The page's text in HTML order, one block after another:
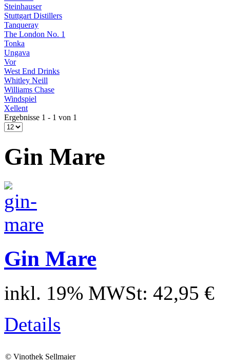
Steinhauser
Stuttgart Distillers
Tanqueray
The London No. 1
Tonka
Ungava
Vor
West End Drinks
Whitley Neill
Williams Chase
Windspiel
Xellent
Ergebnisse 1 - 1 von 1
Gin Mare
Gin Mare
inkl. 19% MWSt: 42,95 €
Details
© Vinothek Sellmaier